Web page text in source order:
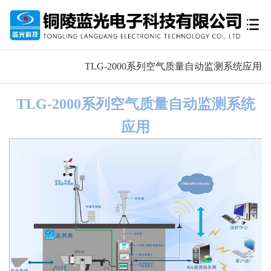
TLG-2000系列空气质量自动监测系统应用
TLG-2000系列空气质量自动监测系统
应用